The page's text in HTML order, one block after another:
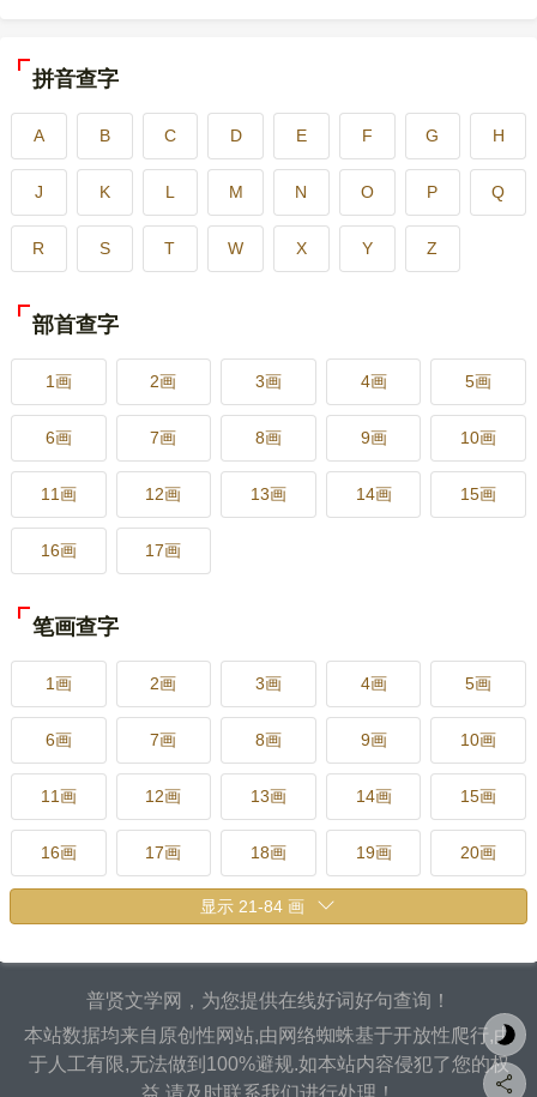
拼音查字
A B C D E F G H
J K L M N O P Q
R S T W X Y Z
部首查字
1画 2画 3画 4画 5画
6画 7画 8画 9画 10画
11画 12画 13画 14画 15画
16画 17画
笔画查字
1画 2画 3画 4画 5画
6画 7画 8画 9画 10画
11画 12画 13画 14画 15画
16画 17画 18画 19画 20画
23画
26画 27画 28画 29画 30画
35画
36画 37画 38画 39画 40画
普贤文学网，为您提供在线好词好句查询！
本站数据均来自原创性网站,由网络蜘蛛基于开放性爬行,由
于人工有限,无法做到100%避规.如本站内容侵犯了您的权
益,请及时联系我们进行处理！